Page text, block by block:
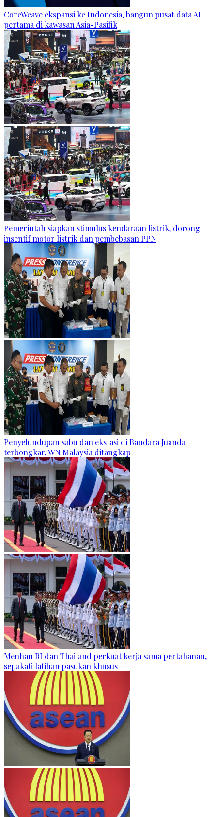
CoreWeave ekspansi ke Indonesia, bangun pusat data AI
pertama di kawasan Asia-Pasifik
Pemerintah siapkan stimulus kendaraan listrik, dorong
insentif motor listrik dan pembebasan PPN
Penyelundupan sabu dan ekstasi di Bandara Juanda
terbongkar, WN Malaysia ditangkap
Menhan RI dan Thailand perkuat kerja sama pertahanan,
sepakati latihan pasukan khusus